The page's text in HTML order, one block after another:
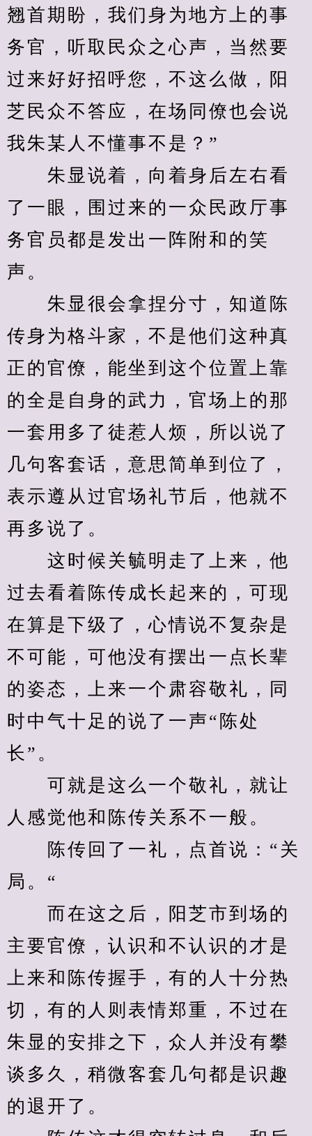
翘首期盼，我们身为地方上的事
务官，听取民众之心声，当然要
过来好好招呼您，不这么做，阳
芝民众不答应，在场同僚也会说
我朱某人不懂事不是？”
朱显说着，向着身后左右看
了一眼，围过来的一众民政厅事
务官员都是发出一阵附和的笑
声。
朱显很会拿捏分寸，知道陈
传身为格斗家，不是他们这种真
正的官僚，能坐到这个位置上靠
的全是自身的武力，官场上的那
一套用多了徒惹人烦，所以说了
几句客套话，意思简单到位了，
表示遵从过官场礼节后，他就不
再多说了。
这时候关毓明走了上来，他
过去看着陈传成长起来的，可现
在算是下级了，心情说不复杂是
不可能，可他没有摆出一点长辈
的姿态，上来一个肃容敬礼，同
时中气十足的说了一声“陈处
长”。
可就是这么一个敬礼，就让
人感觉他和陈传关系不一般。
陈传回了一礼，点首说：“关
局。“
而在这之后，阳芝市到场的
主要官僚，认识和不认识的才是
上来和陈传握手，有的人十分热
切，有的人则表情郑重，不过在
朱显的安排之下，众人并没有攀
谈多久，稍微客套几句都是识趣
的退开了。